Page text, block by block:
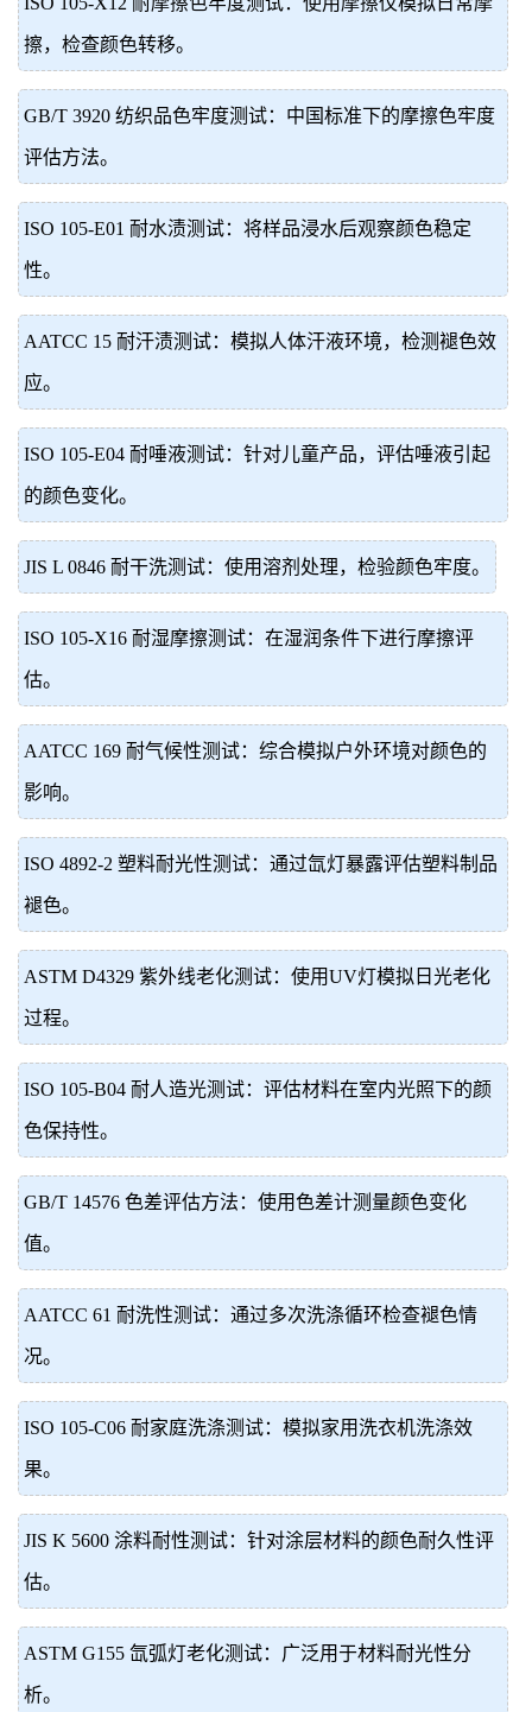
擦，检查颜色转移。
GB/T 3920 纺织品色牢度测试：中国标准下的摩擦色牢度
评估方法。
ISO 105-E01 耐水渍测试：将样品浸水后观察颜色稳定
性。
AATCC 15 耐汗渍测试：模拟人体汗液环境，检测褪色效
应。
ISO 105-E04 耐唾液测试：针对儿童产品，评估唾液引起
的颜色变化。
JIS L 0846 耐干洗测试：使用溶剂处理，检验颜色牢度。
ISO 105-X16 耐湿摩擦测试：在湿润条件下进行摩擦评
估。
AATCC 169 耐气候性测试：综合模拟户外环境对颜色的
影响。
ISO 4892-2 塑料耐光性测试：通过氙灯暴露评估塑料制品
褪色。
ASTM D4329 紫外线老化测试：使用UV灯模拟日光老化
过程。
ISO 105-B04 耐人造光测试：评估材料在室内光照下的颜
色保持性。
GB/T 14576 色差评估方法：使用色差计测量颜色变化
值。
AATCC 61 耐洗性测试：通过多次洗涤循环检查褪色情
况。
ISO 105-C06 耐家庭洗涤测试：模拟家用洗衣机洗涤效
果。
JIS K 5600 涂料耐性测试：针对涂层材料的颜色耐久性评
估。
ASTM G155 氙弧灯老化测试：广泛用于材料耐光性分
析。